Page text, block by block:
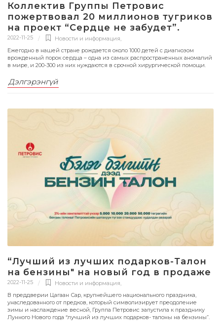
Коллектив Группы Петровис
пожертвовал 20 миллионов тугриков
на проект “Сердце не забудет”.
2022-11-25 Новости и информация,
Ежегодно в нашей стране рождается около 1000 детей с диагнозом
врожденный порок сердца – одна из самых распространенных аномалий
в мире, и 200-300 из них нуждаются в срочной хирургической помощи.
Дэлгэрэнгүй
“Лучший из лучших подарков-Талон
на бензины" на новый год в продаже
2022-11-25 Новости и информация,
В преддверии Цагаан Сар, крупнейшего национального праздника,
унаследованного от предков, который символизирует преодоление
зимы и наслаждение весной, Группа Петровис запустила к празднику
Лунного Нового года “лучший из лучших подарков- талоны на бензины”.